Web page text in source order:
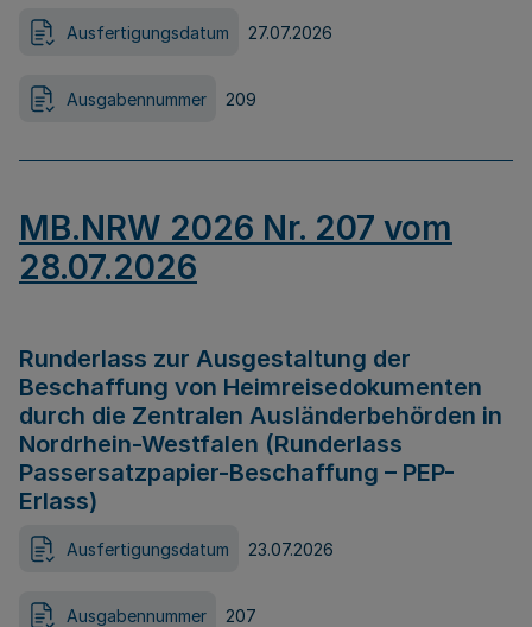
Ausfertigungsdatum 27.07.2026
Ausgabennummer 209
MB.NRW 2026 Nr. 207 vom
28.07.2026
Runderlass zur Ausgestaltung der
Beschaffung von Heimreisedokumenten
durch die Zentralen Ausländerbehörden in
Nordrhein-Westfalen (Runderlass
Passersatzpapier-Beschaffung – PEP-
Erlass)
Ausfertigungsdatum 23.07.2026
Ausgabennummer 207